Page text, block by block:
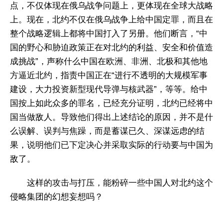
点，不仅体现在俄乌战争问题上，更体现在全球大战略
上。现在，北约不仅在俄乌战争上给中国定罪，而且在
整个战略逻辑上都将中国打入了另册。他们断言，“中
国的野心和胁迫政策正在对北约的利益、安全和价值造
成挑战”，声称什么中国在欧洲、非洲、北极和其他地
方逼近北约，指责中国正在“进行不透明的大规模军事
建设，大力投资新型现代导弹与核武器”，等等。给中
国按上如此众多的罪名，已经充分证明，北约已经将中
国当做敌人。导致他们得出上述结论的原因，并不是什
么误解、误判与焦躁，而是蓄谋已久、深谋远虑的结
果，说明他们已下定决心并采取实际的行动要与中国为
敌了。
这样的攻击与打压，能粉碎一些中国人对北约这个
侵略集团的幻想妄想吗？